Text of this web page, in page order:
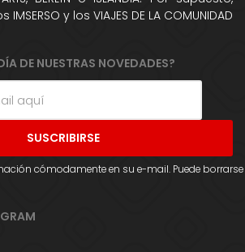
y los VIAJES DE LA COMUNIDAD
DE NUESTRAS NOVEDADES?
cómodamente en su e-mail. Puede borrarse